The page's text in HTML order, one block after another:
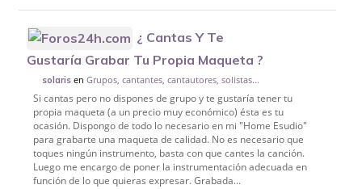
¿ Cantas Y Te
Gustaría Grabar Tu Propia Maqueta ?
solaris enGrupos, cantantes, cantautores, solistas...
Si cantas pero no dispones de grupo y te gustaría tener tu
propia maqueta (a un precio muy económico) ésta es tu
ocasión. Dispongo de todo lo necesario en mi "Home Esudio"
para grabarte una maqueta de calidad. No es necesario que
toques ningún instrumento, basta con que cantes la canción.
Luego me encargo de poner la instrumentación adecuada en
función de lo que quieras expresar. Grabada...